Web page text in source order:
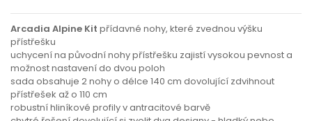
Arcadia Alpine Kit přídavné nohy, které zvednou výšku
přístřešku
uchycení na původní nohy přístřešku zajistí vysokou pevnost a
možnost nastavení do dvou poloh
sada obsahuje 2 nohy o délce 140 cm dovolující zdvihnout
přístřešek až o 110 cm
robustní hliníkové profily v antracitové barvě